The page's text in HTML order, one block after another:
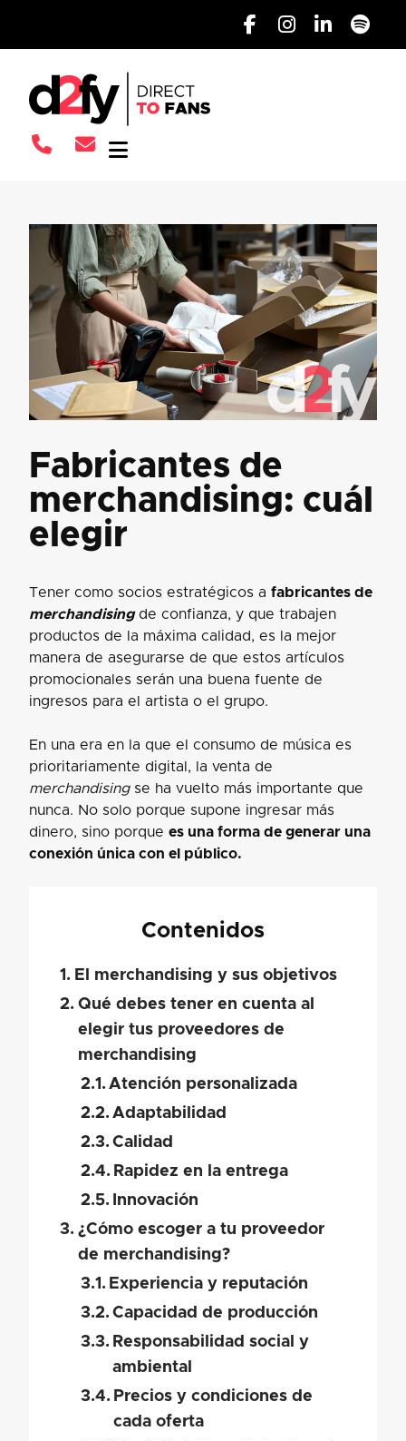
Fabricantes de
merchandising: cuál
elegir
Tener como socios estratégicos a fabricantes de
merchandisingde confianza, y que trabajen
productos de la máxima calidad, es la mejor
manera de asegurarse de que estos artículos
promocionales serán una buena fuente de
ingresos para el artista o el grupo.
En una era en la que el consumo de música es
prioritariamente digital, la venta de
merchandisingse ha vuelto más importante que
nunca. No solo porque supone ingresar más
dinero, sino porque es una forma de generar una
conexión única con el público.
Contenidos
El merchandising y sus objetivos
Qué debes tener en cuenta al
elegir tus proveedores de
merchandising
Atención personalizada
Adaptabilidad
Calidad
Rapidez en la entrega
Innovación
¿Cómo escoger a tu proveedor
de merchandising?
Experiencia y reputación
Capacidad de producción
Responsabilidad social y
ambiental
Precios y condiciones de
cada oferta